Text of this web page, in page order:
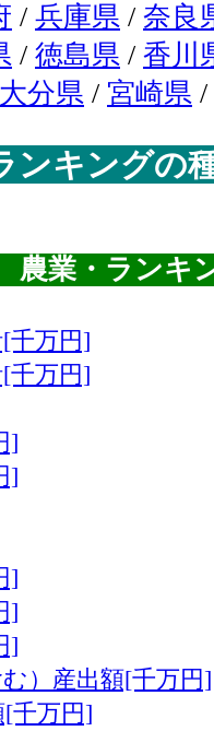
/ 兵庫県 / 奈良
/ 徳島県 / 香川
大分県 / 宮崎県 /
ンキングの
農業・ランキ
千万円]
千万円]
]
]
]
]
]
）産出額[千万円]
千万円]